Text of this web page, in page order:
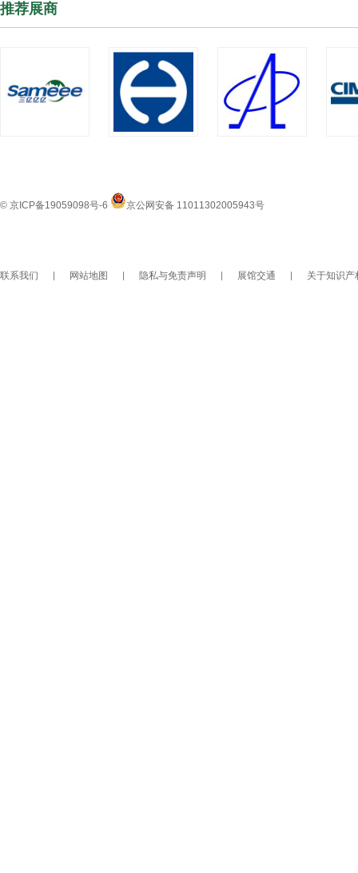
推荐展商
© 京ICP备19059098号-6 京公网安备 11011302005943号
联系我们 网站地图 隐私与免责声明 展馆交通 关于知识